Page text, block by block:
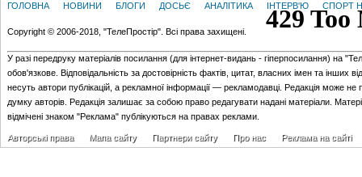
ГОЛОВНА НОВИНИ БЛОГИ ДОСЬЄ АНАЛІТИКА ІНТЕРВ'Ю СПОРТ
Copyright © 2006-2018, "ТелеПростір". Всі права захищені.
У разі передруку матеріалів посилання (для iнтернет-видань - гiперпосилання) на
обов'язкове. Відповідальність за достовірність фактів, цитат, власних імен та інших
несуть автори публікацій, а рекламної інформації — рекламодавці. Редакція може не
думку авторів. Редакція залишає за собою право редагувати надані матеріали.
відмічені знаком "Реклама" публікуються на правах реклами.
Авторські права Мапа сайту Партнери сайту Про нас Реклама на сайті